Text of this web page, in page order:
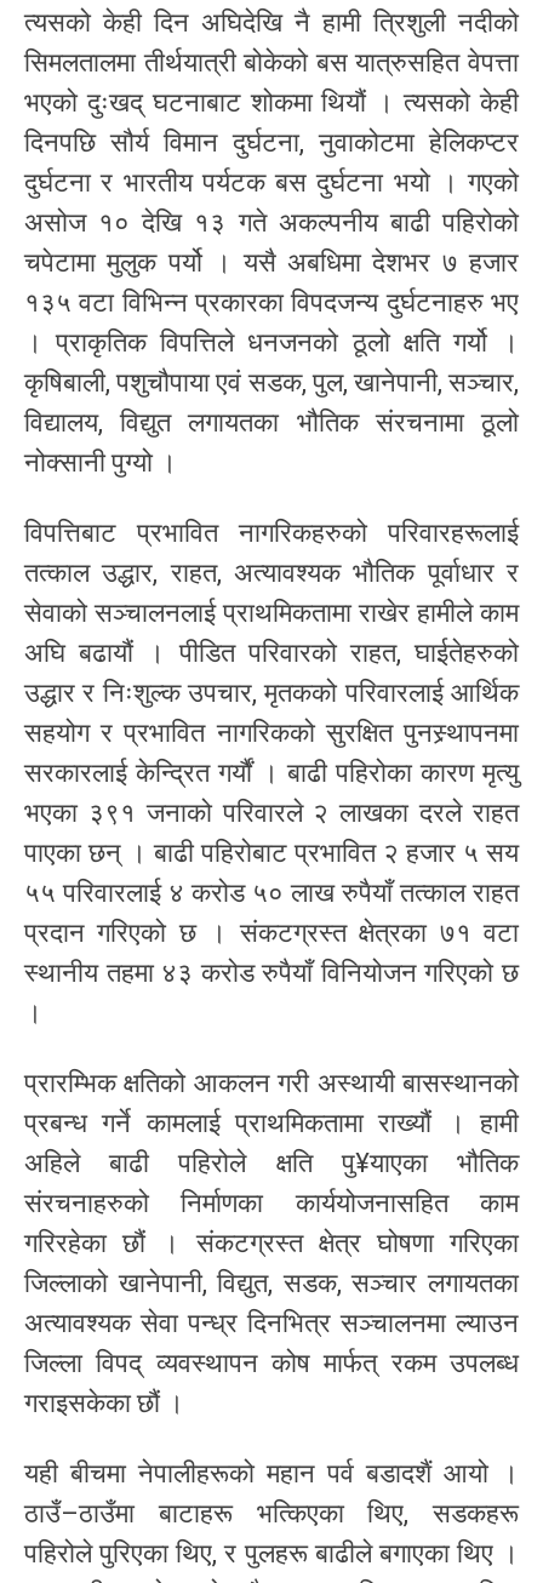
त्यसको केही दिन अघिदेखि नै हामी त्रिशुली नदीको
सिमलतालमा तीर्थयात्री बोकेको बस यात्रुसहित वेपत्ता
भएको दुःखद् घटनाबाट शोकमा थियौं । त्यसको केही
दिनपछि सौर्य विमान दुर्घटना, नुवाकोटमा हेलिकप्टर
दुर्घटना र भारतीय पर्यटक बस दुर्घटना भयो । गएको
असोज १० देखि १३ गते अकल्पनीय बाढी पहिरोको
चपेटामा मुलुक पर्यो । यसै अबधिमा देशभर ७ हजार
१३५ वटा विभिन्न प्रकारका विपदजन्य दुर्घटनाहरु भए
। प्राकृतिक विपत्तिले धनजनको ठूलो क्षति गर्यो ।
कृषिबाली, पशुचौपाया एवं सडक, पुल, खानेपानी, सञ्चार,
विद्यालय, विद्युत लगायतका भौतिक संरचनामा ठूलो
नोक्सानी पुग्यो ।
विपत्तिबाट प्रभावित नागरिकहरुको परिवारहरूलाई
तत्काल उद्धार, राहत, अत्यावश्यक भौतिक पूर्वाधार र
सेवाको सञ्चालनलाई प्राथमिकतामा राखेर हामीले काम
अघि बढायौं । पीडित परिवारको राहत, घाईतेहरुको
उद्धार र निःशुल्क उपचार, मृतकको परिवारलाई आर्थिक
सहयोग र प्रभावित नागरिकको सुरक्षित पुनस्र्थापनमा
सरकारलाई केन्द्रित गर्यौं । बाढी पहिरोका कारण मृत्यु
भएका ३९१ जनाको परिवारले २ लाखका दरले राहत
पाएका छन् । बाढी पहिरोबाट प्रभावित २ हजार ५ सय
५५ परिवारलाई ४ करोड ५० लाख रुपैयाँ तत्काल राहत
प्रदान गरिएको छ । संकटग्रस्त क्षेत्रका ७१ वटा
स्थानीय तहमा ४३ करोड रुपैयाँ विनियोजन गरिएको छ
।
प्रारम्भिक क्षतिको आकलन गरी अस्थायी बासस्थानको
प्रबन्ध गर्ने कामलाई प्राथमिकतामा राख्यौं । हामी
अहिले बाढी पहिरोले क्षति पु¥याएका भौतिक
संरचनाहरुको निर्माणका कार्ययोजनासहित काम
गरिरहेका छौं । संकटग्रस्त क्षेत्र घोषणा गरिएका
जिल्लाको खानेपानी, विद्युत, सडक, सञ्चार लगायतका
अत्यावश्यक सेवा पन्ध्र दिनभित्र सञ्चालनमा ल्याउन
जिल्ला विपद् व्यवस्थापन कोष मार्फत् रकम उपलब्ध
गराइसकेका छौं ।
यही बीचमा नेपालीहरूको महान पर्व बडादशैं आयो ।
ठाउँ–ठाउँमा बाटाहरू भत्किएका थिए, सडकहरू
पहिरोले पुरिएका थिए, र पुलहरू बाढीले बगाएका थिए ।